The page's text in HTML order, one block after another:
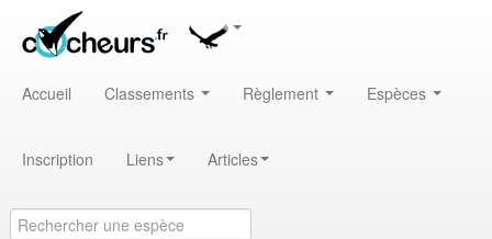
Accueil Classements Règlement Espèces
Inscription Liens Articles